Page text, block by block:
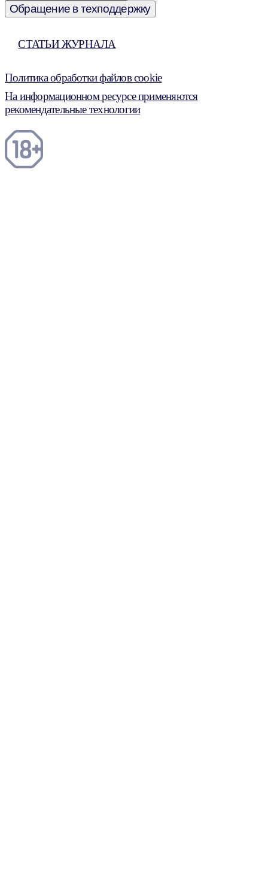
Обращение в техподдержку
СТАТЬИ ЖУРНАЛА
Политика обработки файлов cookie
На информационном ресурсе применяются
рекомендательные технологии